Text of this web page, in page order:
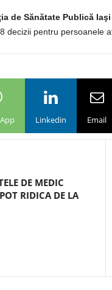
de Sănătate Publică Iaşi
decizii pentru persoanele
Linkedin Email
DE MEDIC
RIDICA DE LA